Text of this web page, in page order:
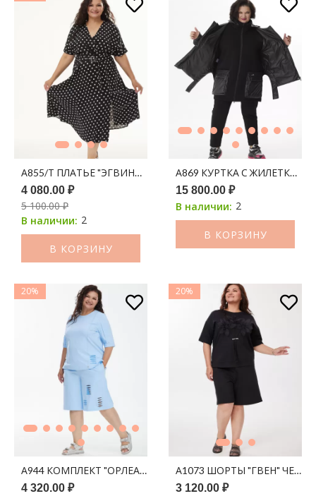
А855/Т ПЛАТЬЕ "ЭГВИНА" ЧЕРНЫЙ ПРИНТ БГ
4 080.00 ₽
5 100.00 ₽
В наличии: 2
В КОРЗИНУ
15 800.00 ₽
В наличии: 2
В КОРЗИНУ
20%
А944 КОМПЛЕКТ "ОРЛЕАН" НЕЖНО-ГОЛУБОЙ
4 320.00 ₽
20%
А1073 ШОРТЫ "ГВЕН"
3 120.00 ₽